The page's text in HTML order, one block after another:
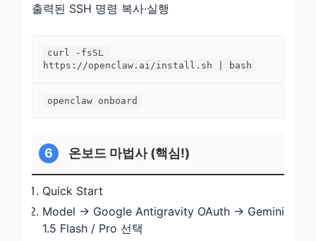
출력된 SSH 명령 복사·실행
curl -fsSL
https://openclaw.ai/install.sh | bash
openclaw onboard
6 온보드 마법사 (핵심!)
Quick Start
Model → Google Antigravity OAuth → Gemini
1.5 Flash / Pro 선택